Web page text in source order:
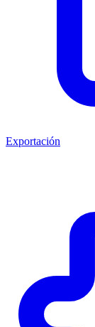
Exportación